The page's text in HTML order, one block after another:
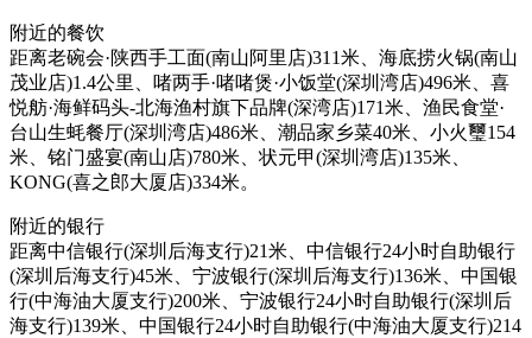
附近的餐饮
距离老碗会·陕西手工面(南山阿里店)311米、海底捞火锅(南山
茂业店)1.4公里、啫两手·啫啫煲·小饭堂(深圳湾店)496米、喜
悦舫·海鲜码头-北海渔村旗下品牌(深湾店)171米、渔民食堂·
台山生蚝餐厅(深圳湾店)486米、潮品家乡菜40米、小火璽154
米、铭门盛宴(南山店)780米、状元甲(深圳湾店)135米、
KONG(喜之郎大厦店)334米。
附近的银行
距离中信银行(深圳后海支行)21米、中信银行24小时自助银行
(深圳后海支行)45米、宁波银行(深圳后海支行)136米、中国银
行(中海油大厦支行)200米、宁波银行24小时自助银行(深圳后
海支行)139米、中国银行24小时自助银行(中海油大厦支行)214